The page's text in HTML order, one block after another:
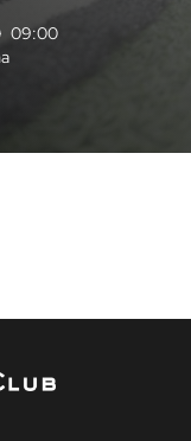
09:00